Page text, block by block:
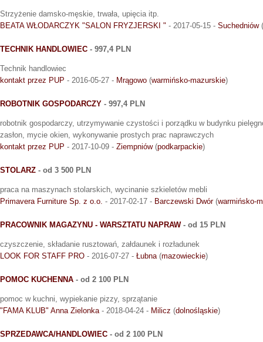
Strzyżenie damsko-męskie, trwała, upięcia itp.
BEATA WŁODARCZYK "SALON FRYZJERSKI " - 2017-05-15 - Suchedniów(
TECHNIK HANDLOWIEC - 997,4 PLN
Technik handlowiec
kontakt przez PUP - 2016-05-27 - Mrągowo (warmińsko-mazurskie)
ROBOTNIK GOSPODARCZY - 997,4 PLN
robotnik gospodarczy, utrzymywanie czystości i porządku w budynku
zasłon, mycie okien, wykonywanie prostych prac naprawczych
kontakt przez PUP - 2017-10-09 - Ziempniów(podkarpackie)
STOLARZ - od 3 500 PLN
praca na maszynach stolarskich, wycinanie szkieletów mebli
Primavera Furniture Sp. z o.o. - 2017-02-17 - Barczewski Dwór(warmińsko-
PRACOWNIK MAGAZYNU - WARSZTATU NAPRAW- od 15 PLN
czyszczenie, składanie rusztowań, załdaunek i rozładunek
LOOK FOR STAFF PRO - 2016-07-27 - Łubna(mazowieckie)
POMOC KUCHENNA - od 2 100 PLN
pomoc w kuchni, wypiekanie pizzy, sprzątanie
"FAMA KLUB" Anna Zielonka- 2018-04-24 - Milicz (dolnośląskie)
SPRZEDAWCA/HANDLOWIEC - od 2 100 PLN